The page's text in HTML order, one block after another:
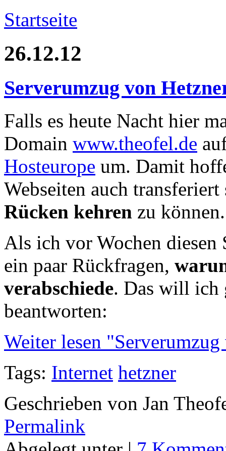
Startseite
26.12.12
Serverumzug von
Falls es heute Nacht hier
Domain www.theofel.de
Hosteurope um. Damit
Webseiten auch
Rücken kehren zu können.
Als ich vor Wochen
ein paar Rückfragen,
verabschiede. Das will ich
beantworten:
Weiter lesen
Tags: Internet hetzner
Geschrieben von Jan
Permalink